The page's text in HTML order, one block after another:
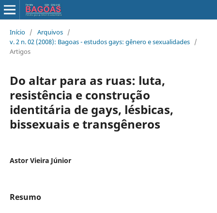
Início / Arquivos /
v. 2 n. 02 (2008): Bagoas - estudos gays: gênero e sexualidades /
Artigos
Do altar para as ruas: luta,
resistência e construção
identitária de gays, lésbicas,
bissexuais e transgêneros
Astor Vieira Júnior
Resumo